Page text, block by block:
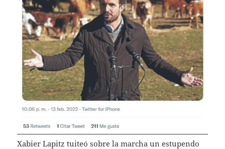
Xabier Lapitz tuiteó sobre la marcha un estupendo